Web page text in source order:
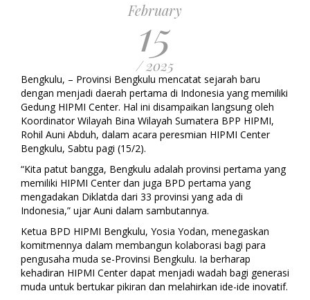
February
15
/ 2025
Bengkulu, – Provinsi Bengkulu mencatat sejarah baru
dengan menjadi daerah pertama di Indonesia yang memiliki
Gedung HIPMI Center. Hal ini disampaikan langsung oleh
Koordinator Wilayah Bina Wilayah Sumatera BPP HIPMI,
Rohil Auni Abduh, dalam acara peresmian HIPMI Center
Bengkulu, Sabtu pagi (15/2).
“Kita patut bangga, Bengkulu adalah provinsi pertama yang
memiliki HIPMI Center dan juga BPD pertama yang
mengadakan Diklatda dari 33 provinsi yang ada di
Indonesia,” ujar Auni dalam sambutannya.
Ketua BPD HIPMI Bengkulu, Yosia Yodan, menegaskan
komitmennya dalam membangun kolaborasi bagi para
pengusaha muda se-Provinsi Bengkulu. Ia berharap
kehadiran HIPMI Center dapat menjadi wadah bagi generasi
muda untuk bertukar pikiran dan melahirkan ide-ide inovatif.